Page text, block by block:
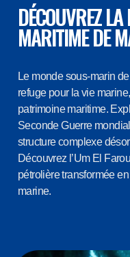
DÉCOUVREZ
MARITIME DE
Le monde sous-marin
refuge pour la vie
patrimoine maritime.
Seconde Guerre
structure complexe
Découvrez l’Um El
pétrolière transformée
marine.